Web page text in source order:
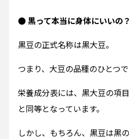
● 黒って本当に身体にいいの？
黒豆の正式名称は黒大豆。
つまり、大豆の品種のひとつで
栄養成分表には、黒大豆の項
と同等となっています。
しかし、もちろん、黒豆は黒